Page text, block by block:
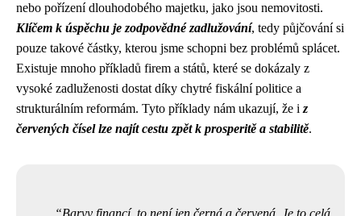
nebo pořízení dlouhodobého majetku, jako jsou nemovitosti.
Klíčem k úspěchu je zodpovědné zadlužování, tedy půjčování si
pouze takové částky, kterou jsme schopni bez problémů splácet.
Existuje mnoho příkladů firem a států, které se dokázaly z
vysoké zadluženosti dostat díky chytré fiskální politice a
strukturálním reformám. Tyto příklady nám ukazují, že i z
červených čísel lze najít cestu zpět k prosperitě a stabilitě.
Barvy financí, to není jen černá a červená. Je to celá